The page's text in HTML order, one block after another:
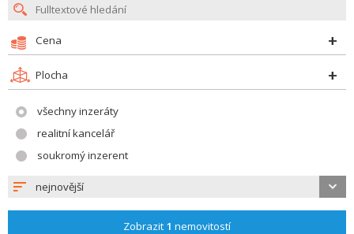
Cena
Plocha
všechny inzeráty
realitní kancelář
soukromý inzerent
nejnovější
Zobrazit 1 nemovitostí